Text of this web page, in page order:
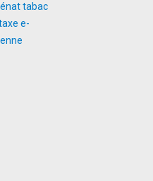
tabac
e-